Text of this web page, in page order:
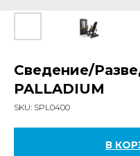
Сведение/
PALLADIUM
SKU: SPL0400
В